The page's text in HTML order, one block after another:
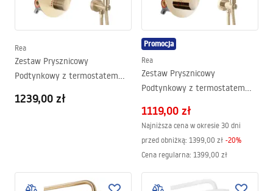
Rea
Zestaw Prysznicowy
Podtynkowy z termostatem
BOX
1239,00 zł
Promocja
Rea
Zestaw Prysznicowy
Podtynkowy z termostatem
1119,00 zł
Najniższa cena w okresie 30 dni
przed obniżką: 1399,00 zł -20%
Cena regularna: 1399,00 zł